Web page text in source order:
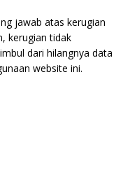
jawab atas kerugian
kerugian tidak
dari hilangnya data
website ini.